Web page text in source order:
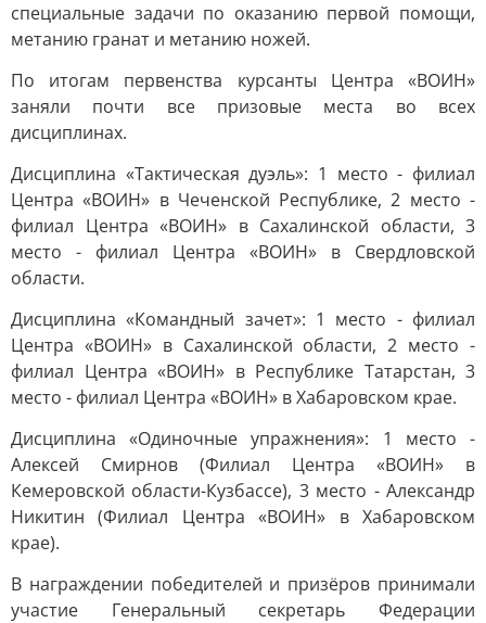
специальные задачи по оказанию первой помощи,
метанию гранат и метанию ножей.
По итогам первенства курсанты Центра «ВОИН»
заняли почти все призовые места во всех
дисциплинах.
Дисциплина «Тактическая дуэль»: 1 место - филиал
Центра «ВОИН» в Чеченской Республике, 2 место -
филиал Центра «ВОИН» в Сахалинской области, 3
место - филиал Центра «ВОИН» в Свердловской
области.
Дисциплина «Командный зачет»: 1 место - филиал
Центра «ВОИН» в Сахалинской области, 2 место -
филиал Центра «ВОИН» в Республике Татарстан, 3
место - филиал Центра «ВОИН» в Хабаровском крае.
Дисциплина «Одиночные упражнения»: 1 место -
Алексей Смирнов (Филиал Центра «ВОИН» в
Кемеровской области-Кузбассе), 3 место - Александр
Никитин (Филиал Центра «ВОИН» в Хабаровском
крае).
В награждении победителей и призёров принимали
участие Генеральный секретарь Федерации